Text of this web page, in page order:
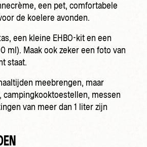
een pet, comfortabele
de koelere avonden.
een kleine EHBO-kit en een
ml). Maak ook zeker een foto van
staat.
meebrengen, maar
campingkooktoestellen, messen
van meer dan 1 liter zijn